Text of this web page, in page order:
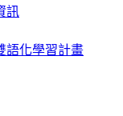
訊
語化學習計畫